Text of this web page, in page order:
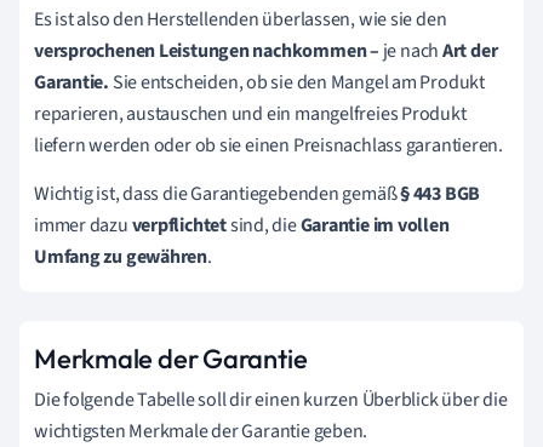
Es ist also denHerstellendenüberlassen, wie sie den
versprochenen Leistungen nachkommen – je nachArt der
Garantie. Sie entscheiden, ob sie den Mangel am Produkt
reparieren, austauschen und ein mangelfreies Produkt
liefern werden oder ob sie einen Preisnachlass garantieren.
Wichtig ist, dass dieGarantiegebendengemäß§ 443 BGB
immer dazuverpflichtetsind, dieGarantie im vollen
Umfang zu gewähren.
Merkmale der Garantie
Die folgende Tabelle soll dir einen kurzen Überblick über die
wichtigsten Merkmale der Garantie geben.